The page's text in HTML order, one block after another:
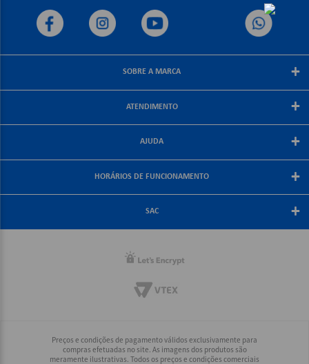
SOBRE A MARCA +
Encarte Papelex
Blog Papelex
Lojas Papelex
ATENDIMENTO +
Como Comprar
Formas de Pagamento
Central de Atendimento
AJUDA +
Troca e Devolução
Política de Frete Grátis
Compra Segura
HORÁRIOS DE FUNCIONAMENTO +
08:30 às 18:00
SAC +
Demais Regiões: (21) 2178-6888
Preços e condições de pagamento válidos exclusivamente para
compras efetuadas no site. As imagens dos produtos são
meramente ilustrativas. Todos os preços e condições comerciais